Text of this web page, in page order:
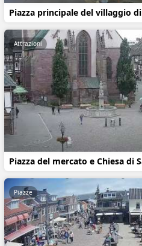
Piazza principale del villaggio
Piazza del mercato e Chiesa di
Attrazioni
Piazze